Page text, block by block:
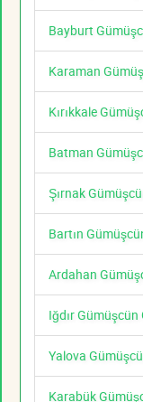
Bayburt
Karaman
Kırıkkale
Batman
Şırnak
Bartın
Ardahan
Iğdır
Yalova
Karabük